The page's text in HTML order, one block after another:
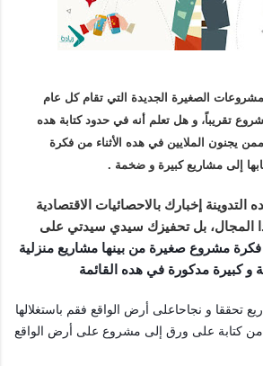
الصغيرة الجديدة التي تقام كل عام
تقريباً، و هل تعلم أنه في حدود كتابة هده
يجنون الملايين في هده الأثناء من فكرة
إلى مشاريع كبيرة و ضخمة .
إخبارك بالاحصائيات الاقتصادية
المجال، بل تحفيزك سيدي سيدتي على
796 فكرة مشروع صغيرة من بينها مشاريع منزلية
كبيرة مدكورة في هده القائمة
تحققا و نجاحاعلى أرض الواقع فقم باستغلالها
كتابة على ورق إلى مشروع على أرض الواقع